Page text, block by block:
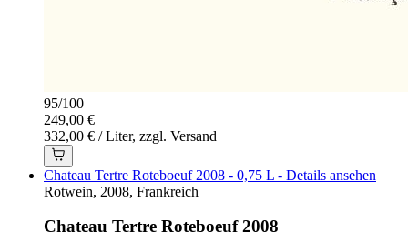
95/100
249,00 €
332,00 € / Liter, zzgl. Versand
Chateau Tertre Roteboeuf 2008 - 0,75 L - Details ansehen
Rotwein, 2008, Frankreich
Chateau Tertre Roteboeuf 2008